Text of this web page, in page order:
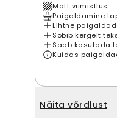
Matt viimistlus
Paigaldamine
Lihtne
Sobib kergelt
Saab kasutada
Kuidas
Näita võrdlust